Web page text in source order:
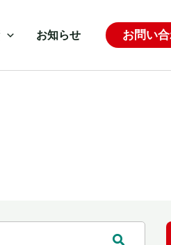
お知らせ お問い